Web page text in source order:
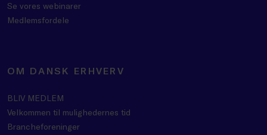
Se vores webinarer
Medlemsfordele
OM DANSK ERHVERV
BLIV MEDLEM
Velkommen til mulighedernes tid
Brancheforeninger